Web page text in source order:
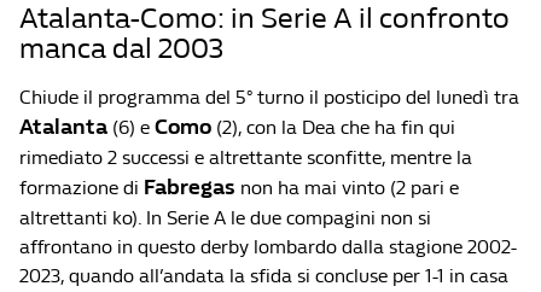
Atalanta-Como: in Serie A il confronto
manca dal 2003
Chiude il programma del 5° turno il posticipo del lunedì tra
Atalanta (6) e Como (2), con la Dea che ha fin qui
rimediato 2 successi e altrettante sconfitte, mentre la
formazione di Fabregas non ha mai vinto (2 pari e
altrettanti ko). In Serie A le due compagini non si
affrontano in questo derby lombardo dalla stagione 2002-
2023, quando all’andata la sfida si concluse per 1-1 in casa